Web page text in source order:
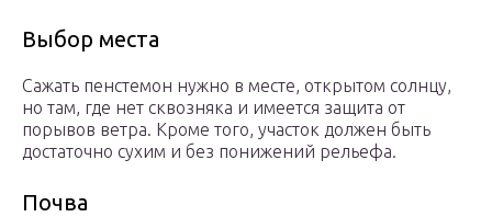
Выбор места
Сажать пенстемон нужно в месте, открытом солнцу,
но там, где нет сквозняка и имеется защита от
порывов ветра. Кроме того, участок должен быть
достаточно сухим и без понижений рельефа.
Почва